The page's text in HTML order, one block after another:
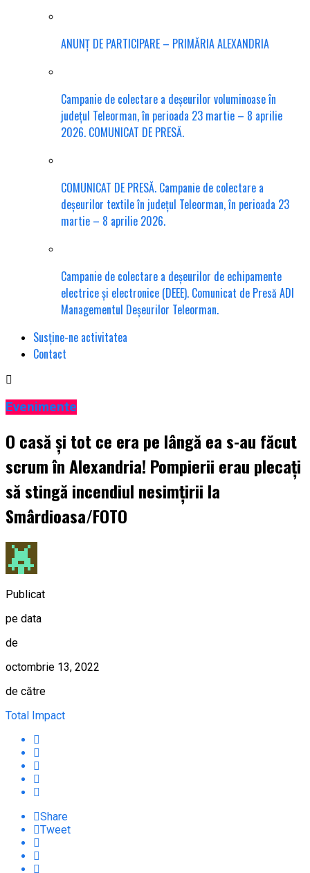
ANUNȚ DE PARTICIPARE – PRIMĂRIA ALEXANDRIA
Campanie de colectare a deșeurilor voluminoase în
județul Teleorman, în perioada 23 martie – 8 aprilie
2026. COMUNICAT DE PRESĂ.
COMUNICAT DE PRESĂ. Campanie de colectare a
deșeurilor textile în județul Teleorman, în perioada 23
martie – 8 aprilie 2026.
Campanie de colectare a deșeurilor de echipamente
electrice și electronice (DEEE). Comunicat de Presă ADI
Managementul Deșeurilor Teleorman.
Susține-ne activitatea
Contact
Evenimente
O casă și tot ce era pe lângă ea s-au făcut
scrum în Alexandria! Pompierii erau plecați
să stingă incendiul nesimțirii la
Smârdioasa/FOTO
Publicat
pe data
de
octombrie 13, 2022
de către
Total Impact
Share
Tweet